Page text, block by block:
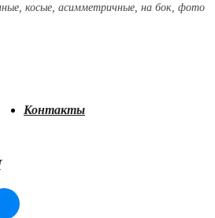
косые, асимметричные, на бок, фото
Контакты